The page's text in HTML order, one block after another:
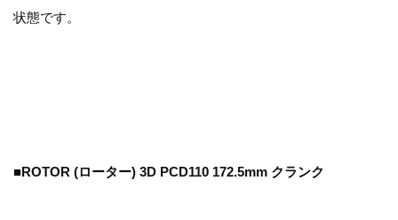
状態です。
■ROTOR (ローター) 3D PCD110 172.5mm クランク